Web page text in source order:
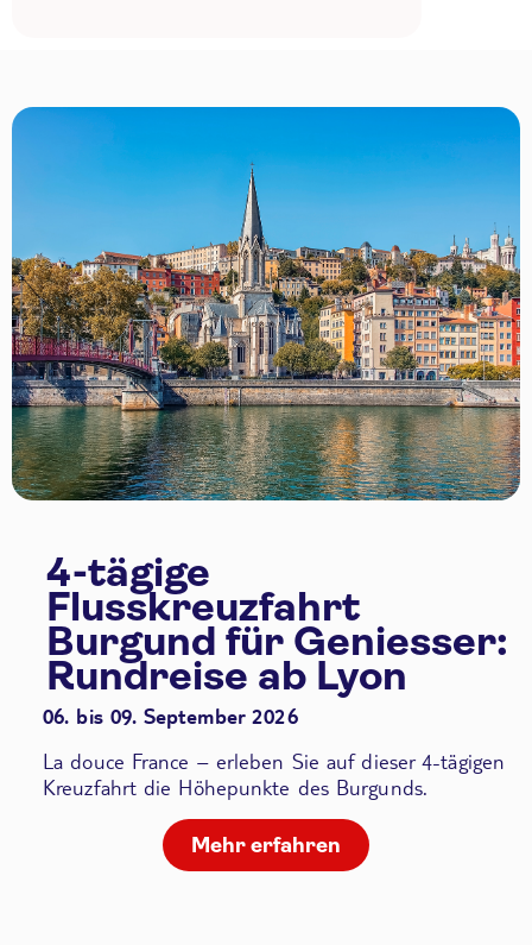
4-tägige
Flusskreuzfahrt
Burgund für Geniesser:
Rundreise ab Lyon
06. bis 09. September 2026
La douce France – erleben Sie auf dieser 4-tägigen
Kreuzfahrt die Höhepunkte des Burgunds.
Mehr erfahren